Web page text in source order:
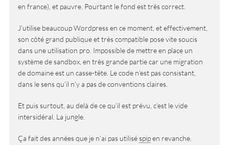
en france), et pauvre. Pourtant le fond est très correct.
J’utilise beaucoup Wordpress en ce moment, et effectivement,
son côté grand publique et très compatible pose vite soucis
dans une utilisation pro. Impossible de mettre en place un
système de sandbox, en très grande partie car une migration
de domaine est un casse-tête. Le code n’est pas consistant,
dans le sens qu’il n’y a pas de conventions claires.
Et puis surtout, au delà de ce qu’il est prévu, c’est le vide
intersidéral. La jungle.
Ça fait des années que je n’ai pas utiliséspipen revanche.